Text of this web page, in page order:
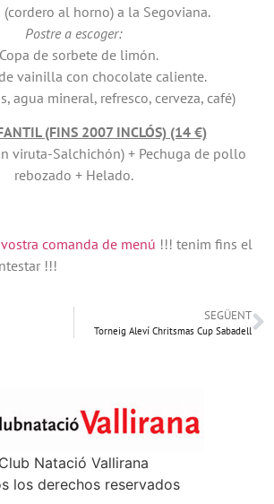
(cordero al horno) a la Segoviana.
Postre a escoger:
de sorbete de limón.
vainilla con chocolate caliente.
agua mineral, refresco, cerveza, café)
(FINS 2007 INCLÓS) (14 €)
viruta-Salchichón) + Pechuga de pollo
rebozado + Helado.
comanda de menú !!! tenim fins el
!!!
SEGÜENT
Torneig Aleví Chritsmas Cup Sabadell
Club Natació Vallirana
los derechos reservados